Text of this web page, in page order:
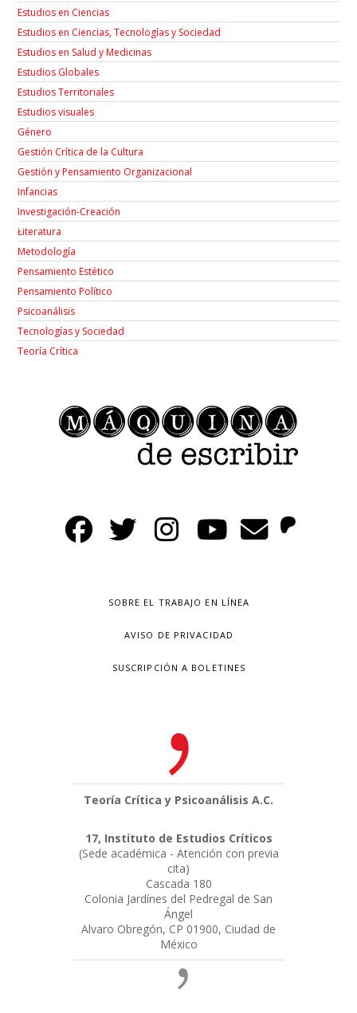
Estudios en Ciencias
Estudios en Ciencias, Tecnologías y Sociedad
Estudios en Salud y Medicinas
Estudios Globales
Estudios Territoriales
Estudios visuales
Género
Gestión Crítica de la Cultura
Gestión y Pensamiento Organizacional
Infancias
Investigación-Creación
Łiteratura
Metodología
Pensamiento Estético
Pensamiento Político
Psicoanálisis
Tecnologías y Sociedad
Teoría Crítica
SOBRE EL TRABAJO EN LÍNEA
AVISO DE PRIVACIDAD
SUSCRIPCIÓN A BOLETINES
Teoría Crítica y Psicoanálisis A.C.
17, Instituto de Estudios Críticos
(Sede académica - Atención con previa
cita)
Cascada 180
Colonia Jardínes del Pedregal de San
Ángel
Alvaro Obregón, CP 01900, Ciudad de
México